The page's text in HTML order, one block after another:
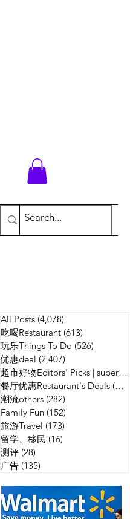
All Posts (4,078)
吃喝Restaurant (613)
玩乐Things To Do (526)
优惠deal (2,407)
超市好物Editors' Picks | supermarket
餐厅优惠Restaurant's Deals (134)
潮流others (282)
Family Fun (152)
旅游Travel (173)
留学、移民 (16)
测评 (28)
广告 (135)